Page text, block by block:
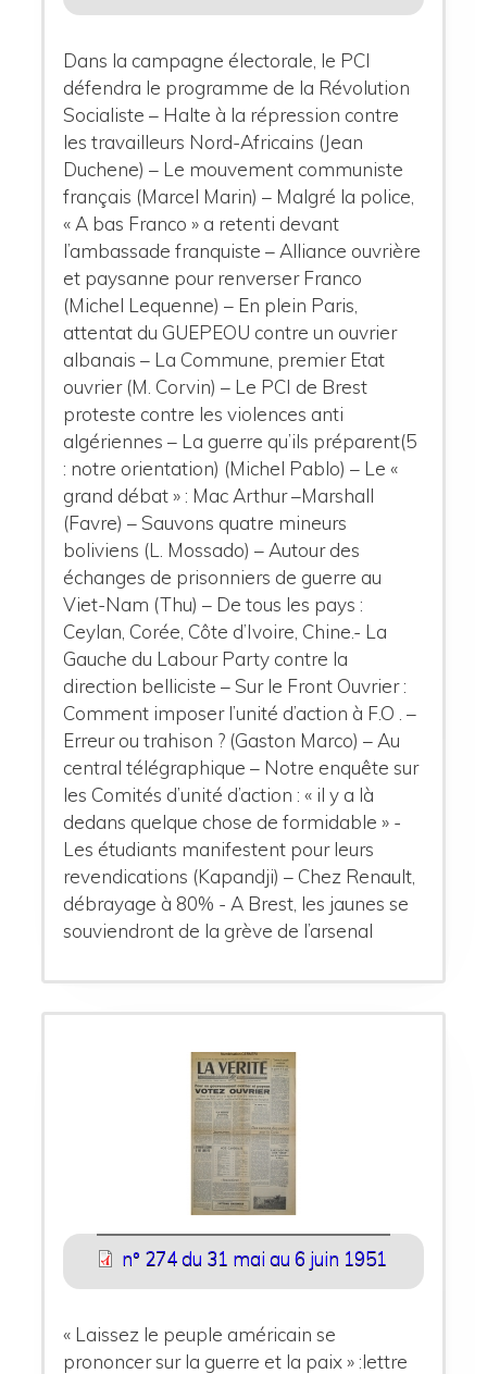
Dans la campagne électorale, le PCI
défendra le programme de la Révolution
Socialiste – Halte à la répression contre
les travailleurs Nord-Africains (Jean
Duchene) – Le mouvement communiste
français (Marcel Marin) – Malgré la police,
« A bas Franco » a retenti devant
l’ambassade franquiste – Alliance ouvrière
et paysanne pour renverser Franco
(Michel Lequenne) – En plein Paris,
attentat du GUEPEOU contre un ouvrier
albanais – La Commune, premier Etat
ouvrier (M. Corvin) – Le PCI de Brest
proteste contre les violences anti
algériennes – La guerre qu’ils préparent(5
: notre orientation) (Michel Pablo) – Le «
grand débat » : Mac Arthur –Marshall
(Favre) – Sauvons quatre mineurs
boliviens (L. Mossado) – Autour des
échanges de prisonniers de guerre au
Viet-Nam (Thu) – De tous les pays :
Ceylan, Corée, Côte d’Ivoire, Chine.- La
Gauche du Labour Party contre la
direction belliciste – Sur le Front Ouvrier :
Comment imposer l’unité d’action à F.O . –
Erreur ou trahison ? (Gaston Marco) – Au
central télégraphique – Notre enquête sur
les Comités d’unité d’action : « il y a là
dedans quelque chose de formidable » -
Les étudiants manifestent pour leurs
revendications (Kapandji) – Chez Renault,
débrayage à 80% - A Brest, les jaunes se
souviendront de la grève de l’arsenal
n° 274 du 31 mai au 6 juin 1951
« Laissez le peuple américain se
prononcer sur la guerre et la paix » :lettre